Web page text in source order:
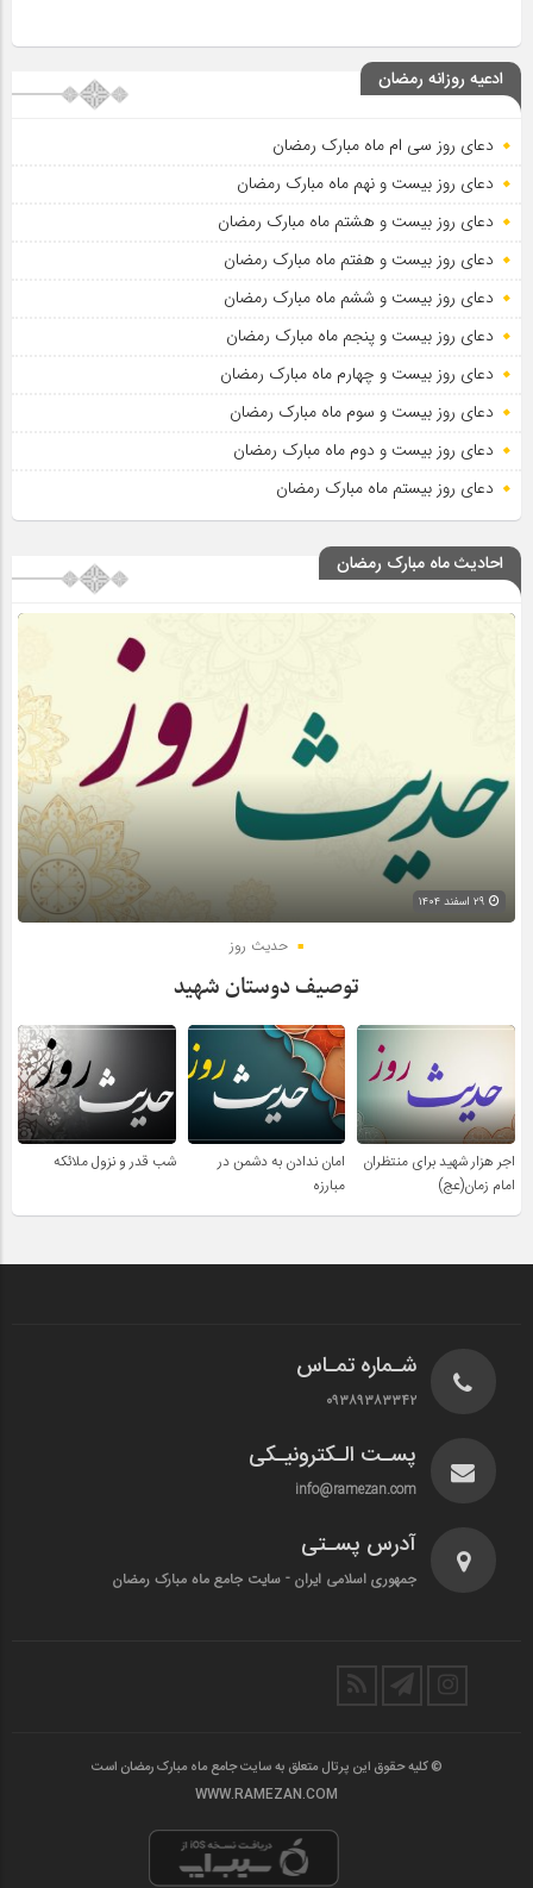
ادعیه روزانه رمضان
دعای روز سی ام ماه مبارک رمضان
دعای روز بیست و نهم ماه مبارک رمضان
دعای روز بیست و هشتم ماه مبارک رمضان
دعای روز بیست و هفتم ماه مبارک رمضان
دعای روز بیست و ششم ماه مبارک رمضان
دعای روز بیست و پنجم ماه مبارک رمضان
دعای روز بیست و چهارم ماه مبارک رمضان
دعای روز بیست و سوم ماه مبارک رمضان
دعای روز بیست و دوم ماه مبارک رمضان
دعای روز بیستم ماه مبارک رمضان
احادیث ماه مبارک رمضان
حدیث روز
توصیف دوستان شهید
اجر هزار شهید برای منتظران
امام زمان(عج)
امان ندادن به دشمن در
مبارزه
شب قدر و نزول ملائکه
شـماره تمـاس
۰۹۳۸۹۳۸۳۳۴۲
پسـت الـکترونیـکی
info@ramezan.com
آدرس پسـتی
جمهوری اسلامی ایران - سایت جامع ماه مبارک رمضان
© کلیه حقوق این پرتال متعلق به سایت جامع ماه مبارک رمضان است
WWW.RAMEZAN.COM